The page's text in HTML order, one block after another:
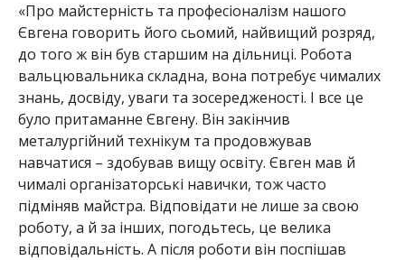
«Про майстерність та професіоналізм нашого
Євгена говорить його сьомий, найвищий розряд,
до того ж він був старшим на дільниці. Робота
вальцювальника складна, вона потребує чималих
знань, досвіду, уваги та зосередженості. І все це
було притаманне Євгену. Він закінчив
металургійний технікум та продовжував
навчатися – здобував вищу освіту. Євген мав й
чималі організаторські навички, тож часто
підміняв майстра. Відповідати не лише за свою
роботу, а й за інших, погодьтесь, це велика
відповідальність. А після роботи він поспішав